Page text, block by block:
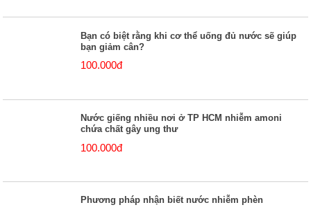
Bạn có biệt rằng khi cơ thể uống đủ nước sẽ giúp
bạn giảm cân?
100.000đ
Nước giếng nhiều nơi ở TP HCM nhiễm amoni
chứa chất gây ung thư
100.000đ
Phương pháp nhận biết nước nhiễm phèn